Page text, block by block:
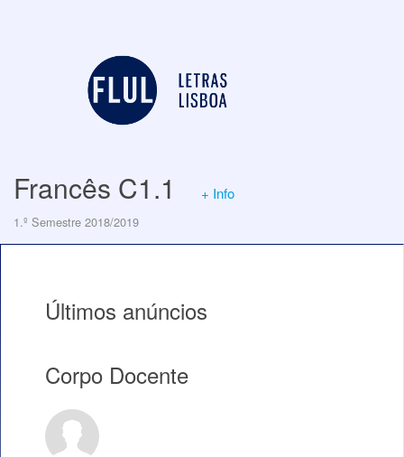
Francês C1.1 + Info
1.º Semestre 2018/2019
Últimos anúncios
Corpo Docente